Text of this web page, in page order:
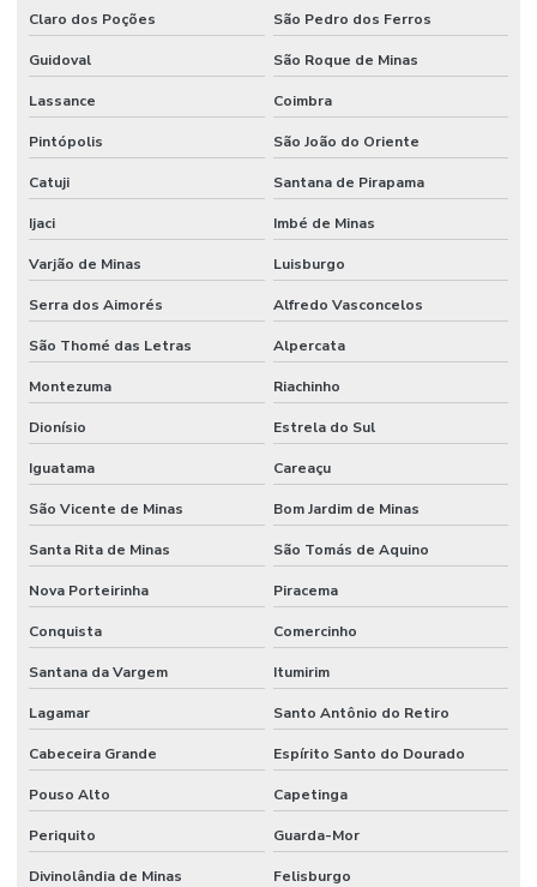
Claro dos Poções São Pedro dos Ferros
Guidoval São Roque de Minas
Lassance Coimbra
Pintópolis São João do Oriente
Catuji Santana de Pirapama
Ijaci Imbé de Minas
Varjão de Minas Luisburgo
Serra dos Aimorés Alfredo Vasconcelos
São Thomé das Letras Alpercata
Montezuma Riachinho
Dionísio Estrela do Sul
Iguatama Careaçu
São Vicente de Minas Bom Jardim de Minas
Santa Rita de Minas São Tomás de Aquino
Nova Porteirinha Piracema
Conquista Comercinho
Santana da Vargem Itumirim
Lagamar Santo Antônio do Retiro
Cabeceira Grande Espírito Santo do Dourado
Pouso Alto Capetinga
Periquito Guarda-Mor
Divinolândia de Minas Felisburgo